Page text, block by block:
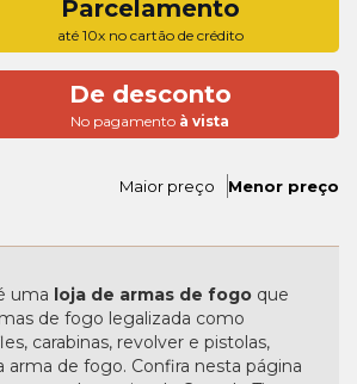
Parcelamento
até 10x no cartão de crédito
De desconto
No pagamento à vista
Maior preço Menor preço
uma loja de armas de fogo que
de fogo legalizada como
carabinas, revolver e pistolas,
arma de fogo. Confira nesta página